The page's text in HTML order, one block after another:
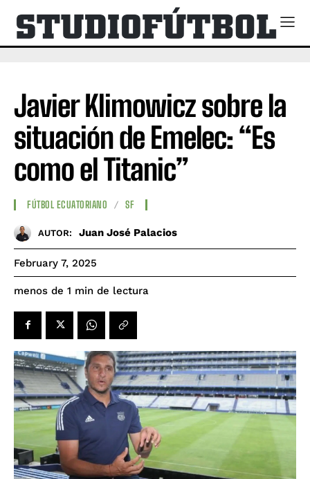
Javier Klimowicz sobre la
situación de Emelec: “Es
como el Titanic”
FÚTBOL ECUATORIANO SF
AUTOR: Juan José Palacios
February 7, 2025
menos de 1 min de lectura